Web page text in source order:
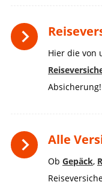
Hier die von
Absicherung!
Alle
Ob Gepäck,